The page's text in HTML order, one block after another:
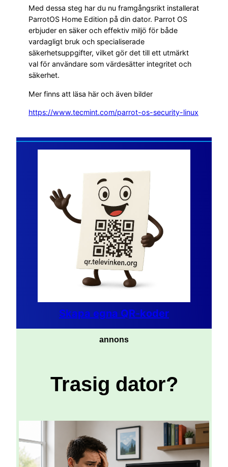
Med dessa steg har du nu framgångsrikt installerat
ParrotOS Home Edition på din dator. Parrot OS
erbjuder en säker och effektiv miljö för både
vardagligt bruk och specialiserade
säkerhetsuppgifter, vilket gör det till ett utmärkt
val för användare som värdesätter integritet och
säkerhet.
Mer finns att läsa här och även bilder
https://www.tecmint.com/parrot-os-security-linux
Skapa egna QR-koder
annons
Trasig dator?